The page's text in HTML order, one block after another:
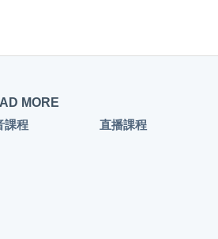
MORE
課程
直播課程